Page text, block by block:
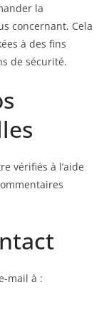
la
concernant. Cela
à des fins
de sécurité.
vérifiés à l’aide
mail à :